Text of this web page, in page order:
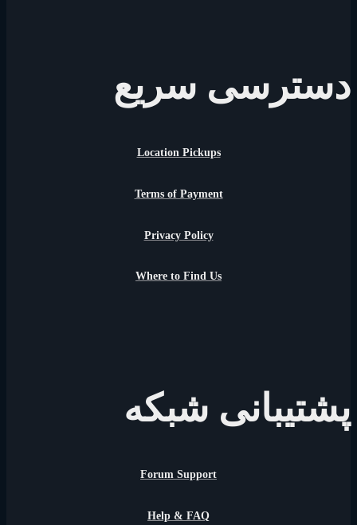
دسترسی سریع
Location Pickups
Terms of Payment
Privacy Policy
Where to Find Us
پشتیبانی شبکه
Forum Support
Help & FAQ